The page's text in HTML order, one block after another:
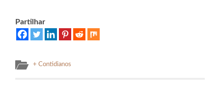
Partilhar
+ Contidianos